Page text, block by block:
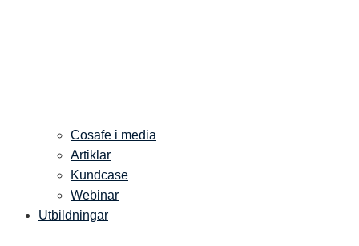
Cosafe i media
Artiklar
Kundcase
Webinar
Utbildningar